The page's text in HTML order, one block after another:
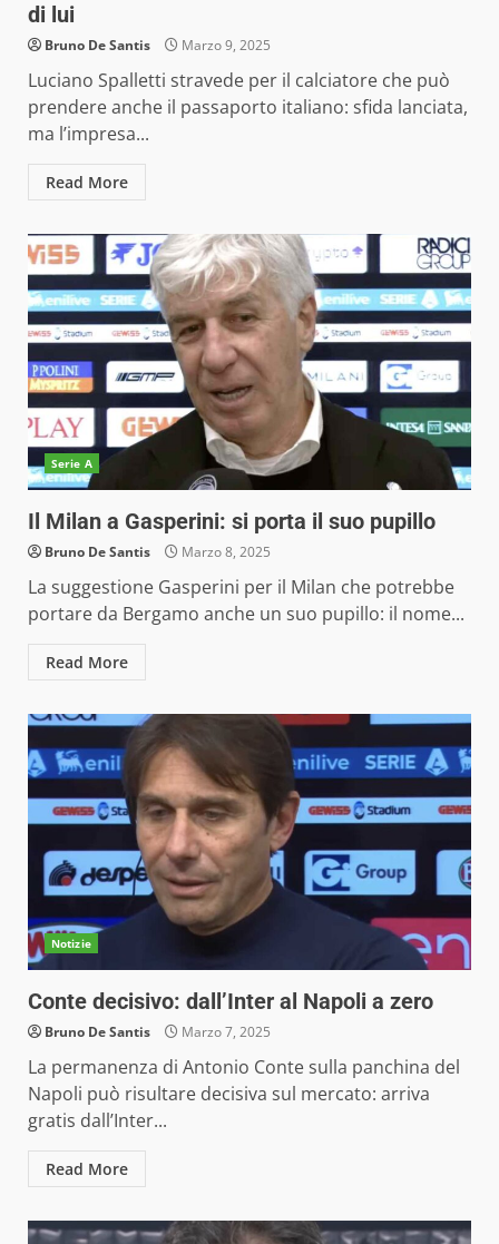
di lui
Bruno De Santis Marzo 9, 2025
Luciano Spalletti stravede per il calciatore che può
prendere anche il passaporto italiano: sfida lanciata,
ma l’impresa...
Read More
Serie A
Il Milan a Gasperini: si porta il suo pupillo
Bruno De Santis Marzo 8, 2025
La suggestione Gasperini per il Milan che potrebbe
portare da Bergamo anche un suo pupillo: il nome...
Read More
Notizie
Conte decisivo: dall’Inter al Napoli a zero
Bruno De Santis Marzo 7, 2025
La permanenza di Antonio Conte sulla panchina del
Napoli può risultare decisiva sul mercato: arriva
gratis dall’Inter...
Read More